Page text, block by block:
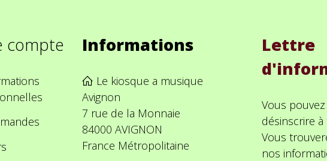
compte Informations
Le kiosque a musique
Avignon
7 rue de la Monnaie
84000 AVIGNON
France Métropolitaine
Lettre
Vous
désinscrire
Vous
nos